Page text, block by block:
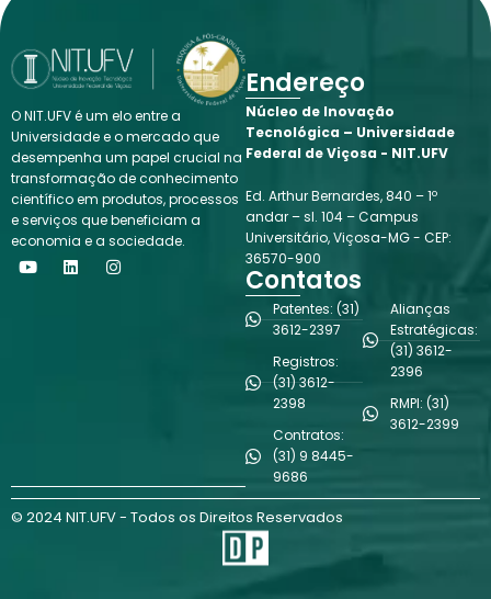
O NIT.UFV é um elo entre a
Universidade e o mercado que
desempenha um papel crucial na
transformação de conhecimento
científico em produtos, processos
e serviços que beneficiam a
economia e a sociedade.
Y
o
L
i
I
n
Endereço
Núcleo de Inovação
Tecnológica – Universidade
Federal de Viçosa - NIT.UFV
Ed. Arthur Bernardes, 840 – 1º
andar – sl. 104 – Campus
Universitário, Viçosa-MG - CEP:
36570-900
Contatos
Patentes: (31)
3612-2397
Registros:
(31) 3612-
2398
Contratos:
(31) 9 8445-
9686
Alianças
Estratégicas:
(31) 3612-
2396
RMPI: (31)
3612-2399
© 2024 NIT.UFV - Todos os Direitos Reservados